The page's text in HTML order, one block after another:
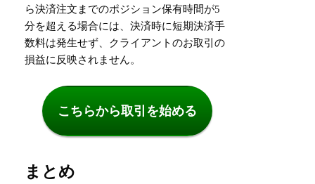
ら決済注文までのポジション保有時間が5
分を超える場合には、決済時に短期決済手
数料は発生せず、クライアントのお取引の
損益に反映されません。
こちらから取引を始める
まとめ